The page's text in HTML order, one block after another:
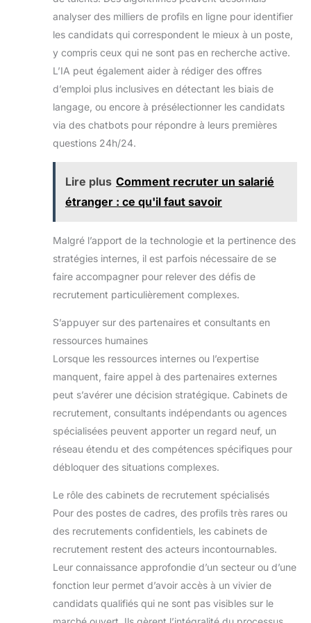
analyser des milliers de profils en ligne pour identifier
les candidats qui correspondent le mieux à un poste,
y compris ceux qui ne sont pas en recherche active.
L’IA peut également aider à rédiger des offres
d’emploi plus inclusives en détectant les biais de
langage, ou encore à présélectionner les candidats
via des chatbots pour répondre à leurs premières
questions 24h/24.
Lire plus Comment recruter un salarié
étranger : ce qu'il faut savoir
Malgré l’apport de la technologie et la pertinence des
stratégies internes, il est parfois nécessaire de se
faire accompagner pour relever des défis de
recrutement particulièrement complexes.
S’appuyer sur des partenaires et consultants en
ressources humaines
Lorsque les ressources internes ou l’expertise
manquent, faire appel à des partenaires externes
peut s’avérer une décision stratégique. Cabinets de
recrutement, consultants indépendants ou agences
spécialisées peuvent apporter un regard neuf, un
réseau étendu et des compétences spécifiques pour
débloquer des situations complexes.
Le rôle des cabinets de recrutement spécialisés
Pour des postes de cadres, des profils très rares ou
des recrutements confidentiels, les cabinets de
recrutement restent des acteurs incontournables.
Leur connaissance approfondie d’un secteur ou d’une
fonction leur permet d’avoir accès à un vivier de
candidats qualifiés qui ne sont pas visibles sur le